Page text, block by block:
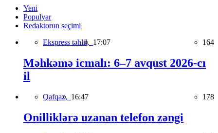
Yeni
Populyar
Redaktorun seçimi
Ekspress təhlil, 17:07 164
Məhkəmə icmalı: 6–7 avqust 2026-cı
il
Qafqaz, 16:47 178
Onilliklərə uzanan telefon zəngi